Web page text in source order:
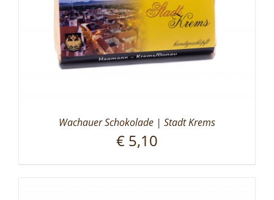
Wachauer Schokolade | Stadt Krems
€ 5,10